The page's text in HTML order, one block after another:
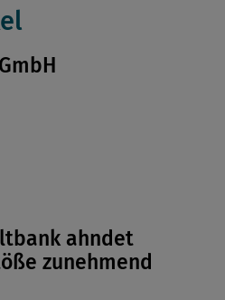
ahndet
zunehmend